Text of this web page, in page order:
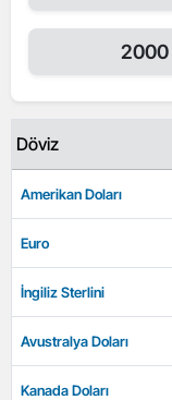
2000
Döviz
Amerikan Doları
Euro
İngiliz Sterlini
Avustralya Doları
Kanada Doları